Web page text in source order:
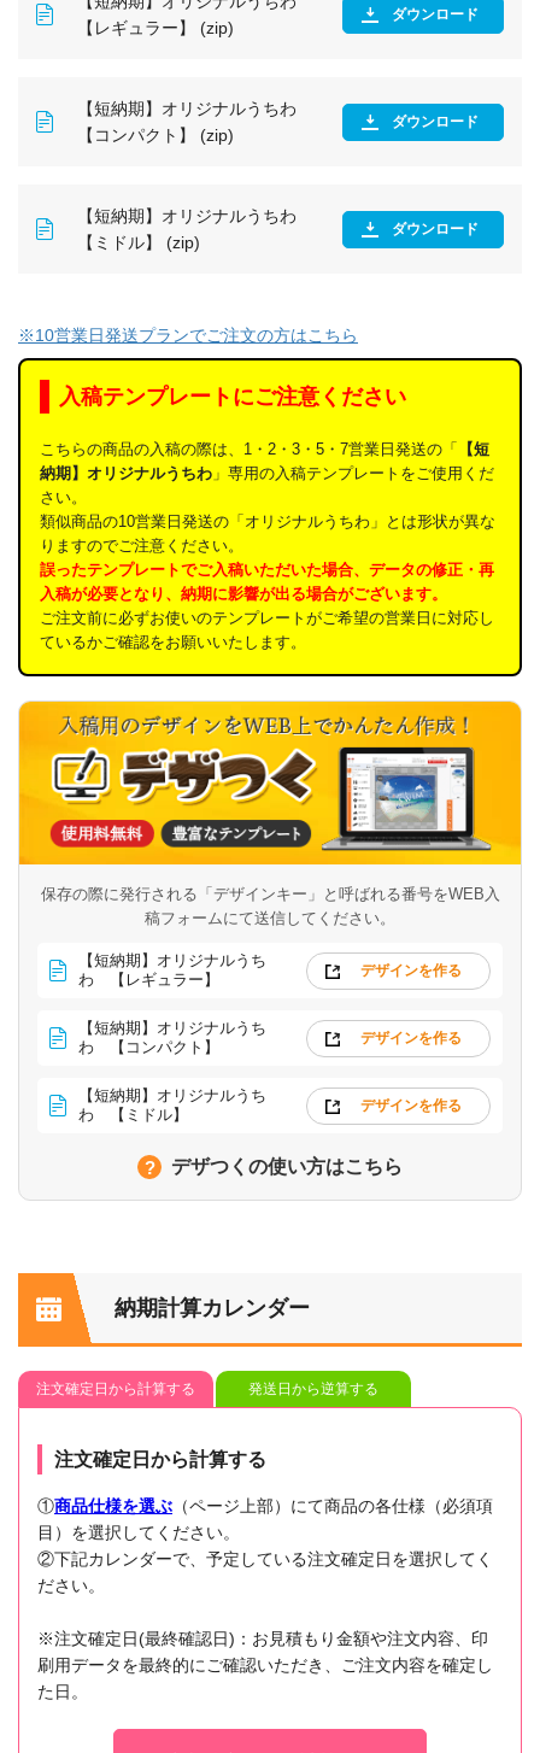
【レギュラー】 (zip)
ダウンロード
【短納期】オリジナルうちわ
【コンパクト】 (zip)
ダウンロード
【短納期】オリジナルうちわ
【ミドル】 (zip)
ダウンロード
※10営業日発送プランでご注文の方はこちら
入稿テンプレートにご注意ください
こちらの商品の入稿の際は、1・2・3・5・7営業日発送の「
【短
納期】オリジナルうちわ 」専用の入稿テンプレートをご使用くだ
さい。
類似商品の10営業日発送の「オリジナルうちわ」とは形状が異な
りますのでご注意ください。
誤ったテンプレートでご入稿いただいた場合、データの修正・再
入稿が必要となり、納期に影響が出る場合がございます。
ご注文前に必ずお使いのテンプレートがご希望の営業日に対応し
ているかご確認をお願いいたします。
保存の際に発行される「デザインキー」と呼ばれる番号をWEB入
稿フォームにて送信してください。
【短納期】オリジナルうち
わ 【レギュラー】
デザインを作る
【短納期】オリジナルうち
わ 【コンパクト】
デザインを作る
【短納期】オリジナルうち
わ 【ミドル】
デザインを作る
デザつくの使い方はこちら
納期計算カレンダー
注文確定日から計算する 発送日から逆算する
注文確定日から計算する
①商品仕様を選ぶ （ページ上部）にて商品の各仕様（必須項
目）を選択してください。
②下記カレンダーで、予定している注文確定日を選択してく
ださい。
※注文確定日(最終確認日)：お見積もり金額や注文内容、印
刷用データを最終的にご確認いただき、ご注文内容を確定し
た日。